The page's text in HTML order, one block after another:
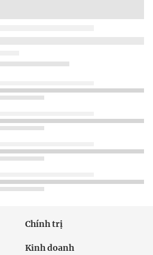
Chính trị
Kinh doanh